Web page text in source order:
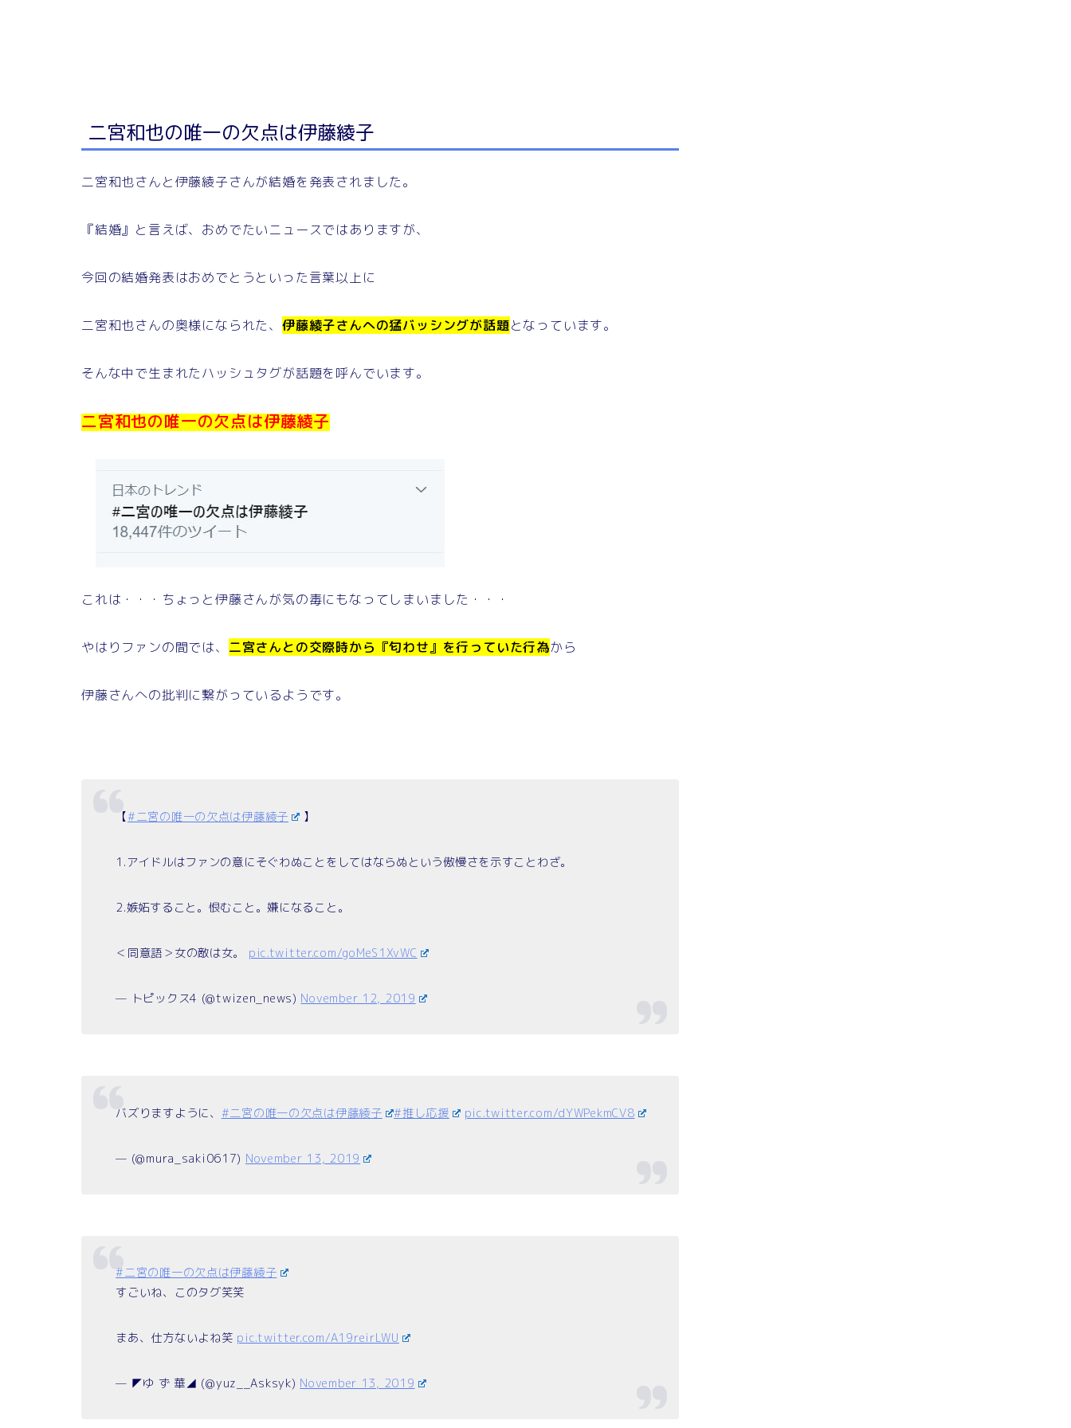
二宮和也の唯一の欠点は伊藤綾子
二宮和也さんと伊藤綾子さんが結婚を発表されました。
『結婚』と言えば、おめでたいニュースではありますが、
今回の結婚発表はおめでとうといった言葉以上に
二宮和也さんの奥様になられた、 伊藤綾子さんへの猛バッシングが話題となっています。
そんな中で生まれたハッシュタグが話題を呼んでいます。
二宮和也の唯一の欠点は伊藤綾子
これは・・・ちょっと伊藤さんが気の毒にもなってしまいました・・・
やはりファンの間では、 二宮さんとの交際時から『匂わせ』を行っていた行為から
伊藤さんへの批判に繋がっているようです。
【#二宮の唯一の欠点は伊藤綾子 】
1.アイドルはファンの意にそぐわぬことをしてはならぬという傲慢さを示すことわざ。
2.嫉妬すること。恨むこと。嫌になること。
＜同意語＞女の敵は女。 pic.twitter.com/goMeS1XvWC
— トピックス4 (@twizen_news) November 12, 2019
バズりますように、 #二宮の唯一の欠点は伊藤綾子 #推し応援 pic.twitter.com/dYWPekmCV8
— (@mura_saki0617) November 13, 2019
#二宮の唯一の欠点は伊藤綾子
すごいね、このタグ笑笑
まあ、仕方ないよね笑 pic.twitter.com/A19reirLWU
— ︎◤ゆ ず 華◢ (@yuz__Asksyk) November 13, 2019